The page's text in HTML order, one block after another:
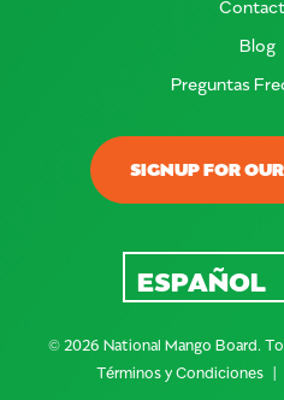
SIGNUP FOR
Blog
Preguntas
© 2026 National Mango Board.
Términos y Condiciones
ESPAÑOL